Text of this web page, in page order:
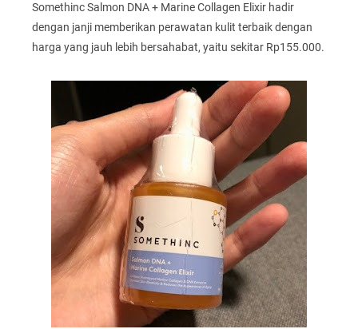
Somethinc Salmon DNA + Marine Collagen Elixir hadir
dengan janji memberikan perawatan kulit terbaik dengan
harga yang jauh lebih bersahabat, yaitu sekitar Rp155.000.